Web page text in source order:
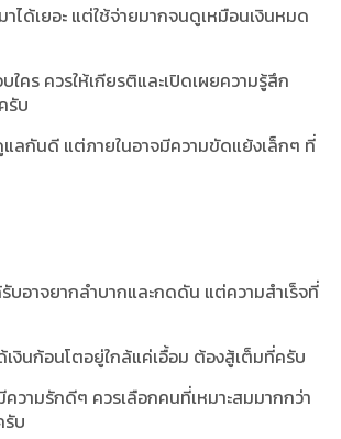
าได้เยอะ แต่ใช้จ่ายมากจนดูเหมือนเงินหมด
ใคร ควรให้เกียรติและเปิดเผยความรู้สึก
รับ
ลกันดี แต่ภายในอาจมีความขัดแย้งเล็กๆ ที่
บอาจยากลำบากและกดดัน แต่ความสำเร็จที่
เงินก้อนโตอยู่ใกล้แค่เอื้อม ต้องสู้เต็มที่ครับ
วามรักดีๆ ควรเลือกคนที่เหมาะสมมากกว่า
รับ